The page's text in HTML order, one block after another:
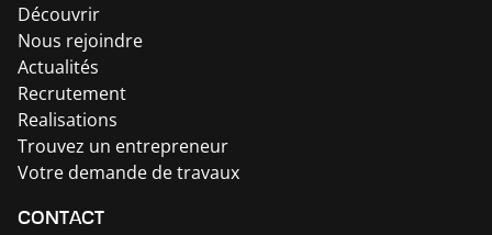
Découvrir
Nous rejoindre
Actualités
Recrutement
Realisations
Trouvez un entrepreneur
Votre demande de travaux
CONTACT